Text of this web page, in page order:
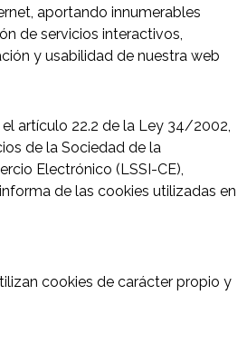
aportando innumerables
de servicios interactivos,
y usabilidad de nuestra web
artículo 22.2 de la Ley 34/2002,
de la Sociedad de la
Electrónico (LSSI-CE),
de las cookies utilizadas en
cookies de carácter propio y